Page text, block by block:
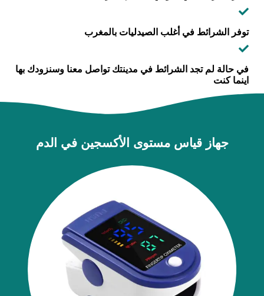
توفر الشرائط في أغلب الصيدليات بالمغرب
في حالة لم تجد الشرائط في مدينتك تواصل معنا وسنزودك بها
اينما كنت
جهاز قياس مستوى الأكسجين في الدم